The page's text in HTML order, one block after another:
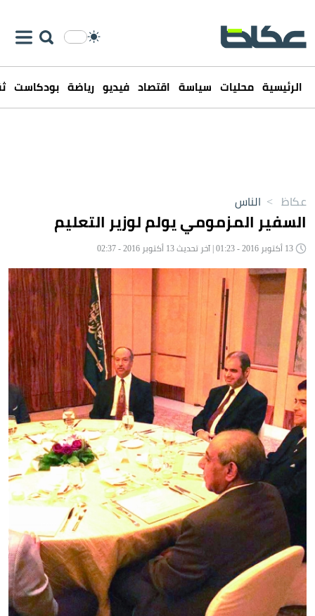
الرئيسية محليات سياسة اقتصاد فيديو رياضة بودكاست
عكاظ > الناس
السفير المزمومي يولم لوزير التعليم